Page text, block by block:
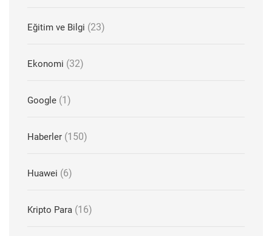
Eğitim ve Bilgi (23)
Ekonomi (32)
Google (1)
Haberler (150)
Huawei (6)
Kripto Para (16)